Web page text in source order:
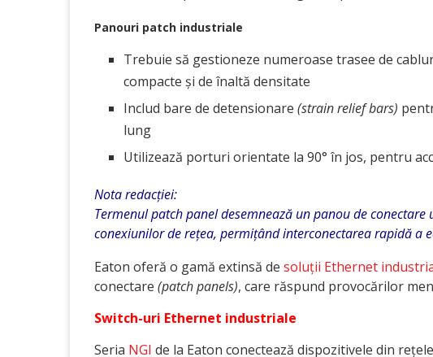
Panouri patch industriale
Trebuie să gestioneze numeroase trasee de
compacte și de înaltă densitate
Includ bare de detensionare (strain relief bars)
lung
Utilizează porturi orientate la 90° în jos, pentru
Nota redacției:
Termenul patch panel desemnează un panou de
conexiunilor de rețea, permițând interconectarea rapidă a
Eaton oferă o gamă extinsă de soluții Ethernet
conectare (patch panels), care răspund provocărilor
Switch-uri Ethernet industriale
Seria NGI de la Eaton conectează dispozitivele din